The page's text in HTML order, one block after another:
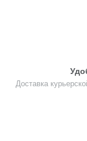
Доставка